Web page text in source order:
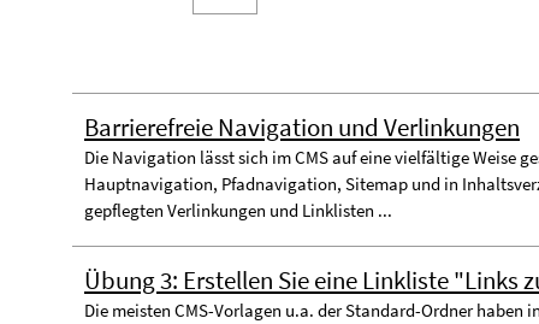
Barrierefreie Navigation und Verlinkungen
Die Navigation lässt sich im CMS auf eine vielfältige Weise
Hauptnavigation, Pfadnavigation, Sitemap und in
gepflegten Verlinkungen und Linklisten ...
Übung 3: Erstellen Sie eine Linkliste "Links
Die meisten CMS-Vorlagen u.a. der Standard-Ordner haben